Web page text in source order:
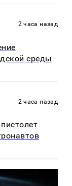
2 часа назад
среды
2 часа назад